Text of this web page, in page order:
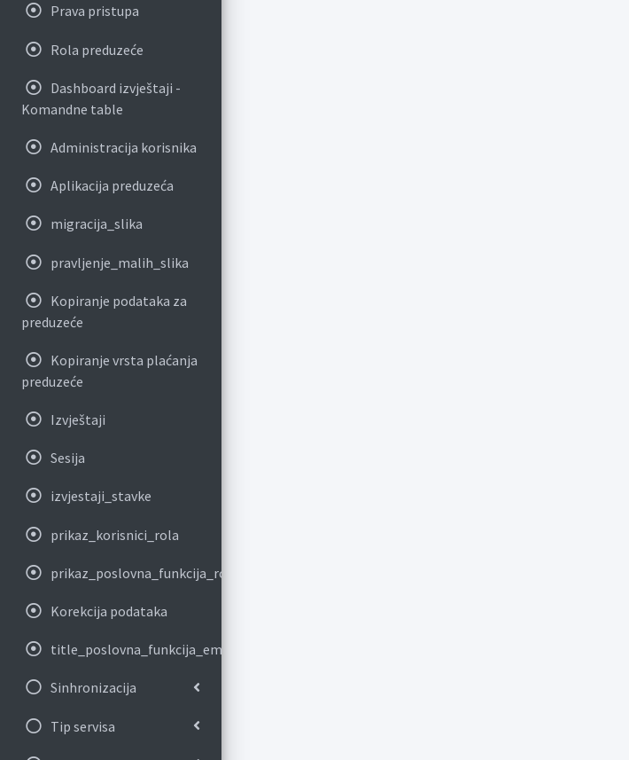
Prava pristupa
Rola preduzeće
Dashboard izvještaji -
Komandne table
Administracija korisnika
Aplikacija preduzeća
migracija_slika
pravljenje_malih_slika
Kopiranje podataka za
preduzeće
Kopiranje vrsta plaćanja
preduzeće
Izvještaji
Sesija
izvjestaji_stavke
prikaz_korisnici_rola
prikaz_poslovna_funkcija_role
Korekcija podataka
title_poslovna_funkcija_email_nalozi
Sinhronizacija
Tip servisa